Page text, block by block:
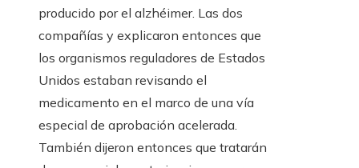
producido por el alzhéimer. Las dos
compañías y explicaron entonces que
los organismos reguladores de Estados
Unidos estaban revisando el
medicamento en el marco de una vía
especial de aprobación acelerada.
También dijeron entonces que tratarán